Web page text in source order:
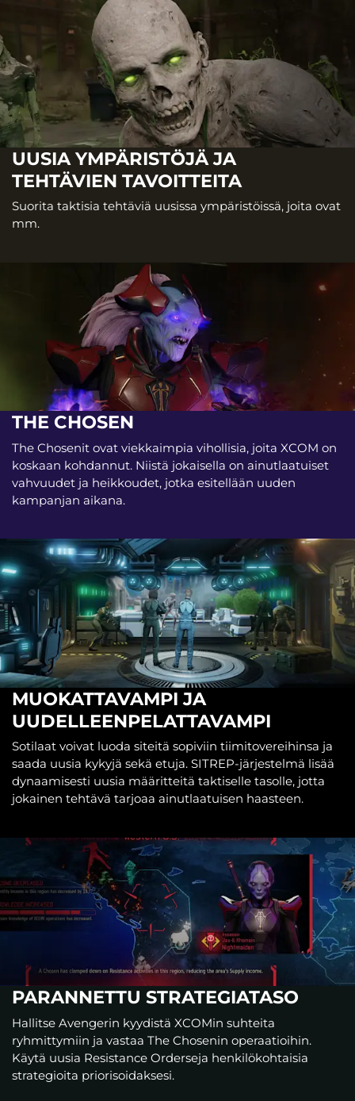
UUSIA YMPÄRISTÖJÄ JA
TEHTÄVIEN TAVOITTEITA
Suorita taktisia tehtäviä uusissa ympäristöissä, joita ovat
mm.
THE CHOSEN
The Chosenit ovat viekkaimpia vihollisia, joita XCOM on
koskaan kohdannut. Niistä jokaisella on ainutlaatuiset
vahvuudet ja heikkoudet, jotka esitellään uuden
kampanjan aikana.
MUOKATTAVAMPI JA
UUDELLEENPELATTAVAMPI
Sotilaat voivat luoda siteitä sopiviin tiimitovereihinsa ja
saada uusia kykyjä sekä etuja. SITREP-järjestelmä lisää
dynaamisesti uusia määritteitä taktiselle tasolle, jotta
jokainen tehtävä tarjoaa ainutlaatuisen haasteen.
PARANNETTU STRATEGIATASO
Hallitse Avengerin kyydistä XCOMin suhteita
ryhmittymiin ja vastaa The Chosenin operaatioihin.
Käytä uusia Resistance Orderseja henkilökohtaisia
strategioita priorisoidaksesi.